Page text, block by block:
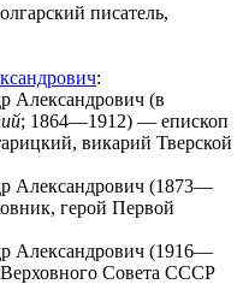
писатель,
:
Александрович (в
; 1864—1912) — епископ
викарий Тверской
Александрович (1873—
герой Первой
Александрович (1916—
Совета СССР